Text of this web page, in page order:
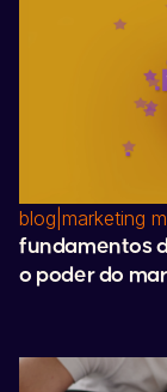
blog marketing
fundamentos
o poder do